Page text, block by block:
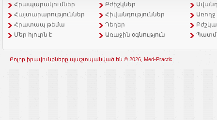
Հրապարակումներ
Բժիշկներ
Հայտարարություններ
Հիվանդություններ
Հրատապ թեմա
Դեղեր
Մեր հյուրն է
Առաջին օգնություն
Բոլոր իրավունքները պաշտպանված են © 2026, Med-Practic